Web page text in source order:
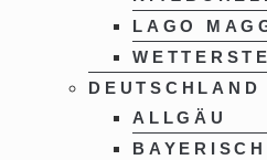
LAGO
DEUTSCHLAND
ALLGÄU